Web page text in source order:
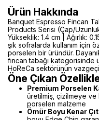
Ürün Hakkında
Banquet Espresso Fincan
Products Serisi (Çap/
Yükseklik: 1.4 cm | Ağırlık:
şık sofralarda kullanım için
porselen bir üründür.
fincan tabağı kategorisinde
HoReCa sektörünün
Öne Çıkan
Premium Porselen
üretilmiş, çizilmeye ve
porselen malzeme
Ömür Boyu Kenar